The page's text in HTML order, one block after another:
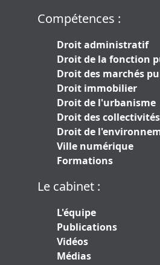
Compétences :
Droit administratif
Droit de la fonction
Droit des marchés
Droit immobilier
Droit de l'urbanisme
Droit des
Droit de
Ville numérique
Formations
Le cabinet :
L'équipe
Publications
Vidéos
Médias